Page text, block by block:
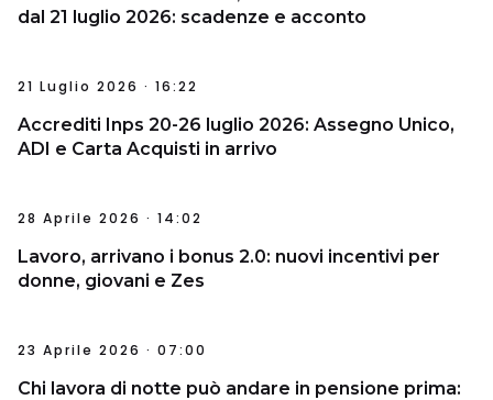
dal 21 luglio 2026: scadenze e acconto
21 Luglio 2026 · 16:22
Accrediti Inps 20-26 luglio 2026: Assegno Unico,
ADI e Carta Acquisti in arrivo
28 Aprile 2026 · 14:02
Lavoro, arrivano i bonus 2.0: nuovi incentivi per
donne, giovani e Zes
23 Aprile 2026 · 07:00
Chi lavora di notte può andare in pensione prima: